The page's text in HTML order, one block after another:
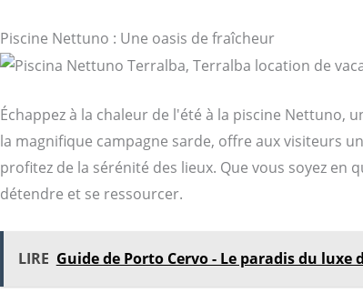
Piscine Nettuno : Une oasis de fraîcheur
Échappez à la chaleur de l'été à la piscine
la magnifique campagne sarde, offre aux visiteurs
profitez de la sérénité des lieux. Que vous soyez
détendre et se ressourcer.
LIRE Guide de Porto Cervo - Le paradis du luxe